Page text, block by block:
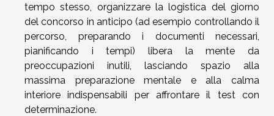
tempo stesso, organizzare la logistica del giorno
del concorso in anticipo (ad esempio controllando il
percorso, preparando i documenti necessari,
pianificando i tempi) libera la mente da
preoccupazioni inutili, lasciando spazio alla
massima preparazione mentale e alla calma
interiore indispensabili per affrontare il test con
determinazione.